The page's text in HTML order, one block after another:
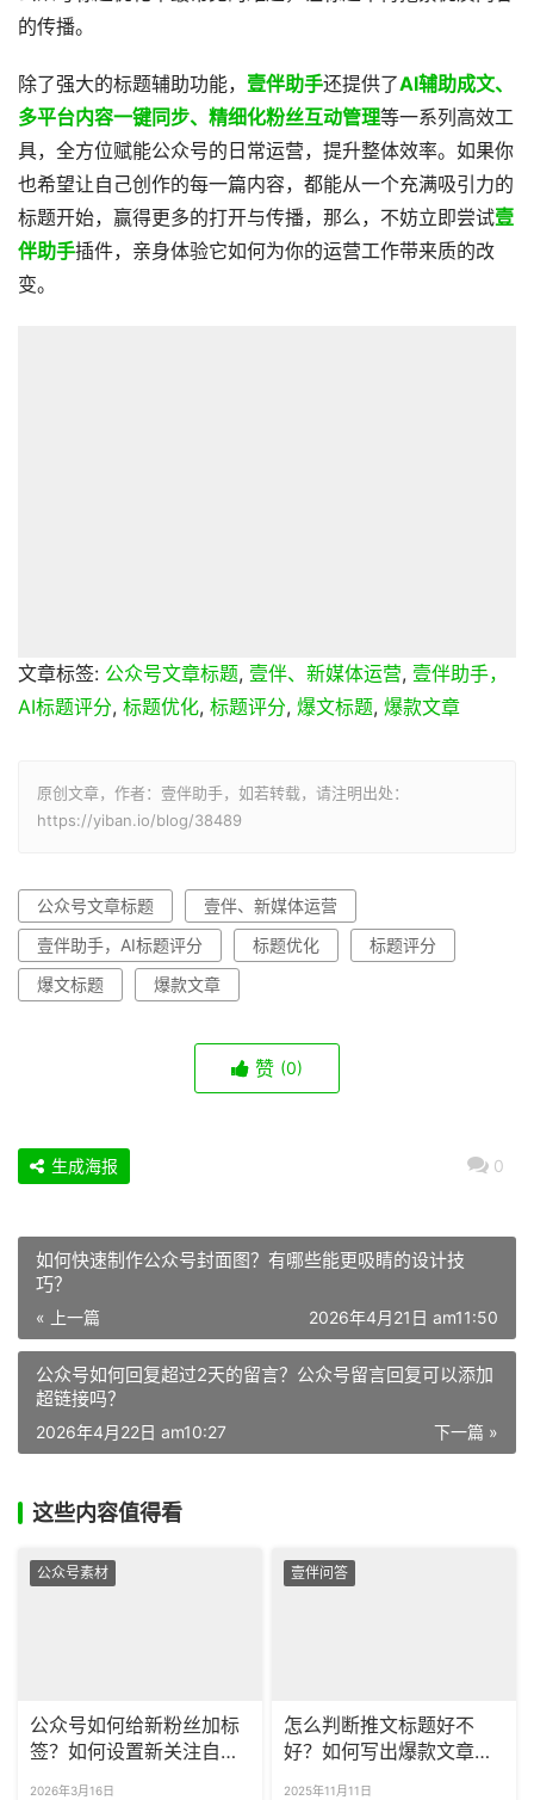
的传播。
除了强大的标题辅助功能， 壹伴助手还提供了AI辅助成文、
多平台内容一键同步、精细化粉丝互动管理等一系列高效工
具，全方位赋能公众号的日常运营，提升整体效率。如果你
也希望让自己创作的每一篇内容，都能从一个充满吸引力的
标题开始，赢得更多的打开与传播，那么，不妨立即尝试壹
伴助手插件，亲身体验它如何为你的运营工作带来质的改
变。
文章标签: 公众号文章标题, 壹伴、新媒体运营, 壹伴助手，
AI标题评分, 标题优化, 标题评分, 爆文标题, 爆款文章
原创文章，作者：壹伴助手，如若转载，请注明出处：
https://yiban.io/blog/38489
公众号文章标题
壹伴、新媒体运营
壹伴助手，AI标题评分
标题优化
标题评分
爆文标题
爆款文章
赞 (0)
0
生成海报
如何快速制作公众号封面图？有哪些能更吸睛的设计技
巧？
« 上一篇 2026年4月21日 am11:50
公众号如何回复超过2天的留言？公众号留言回复可以添加
超链接吗？
下一篇 »
2026年4月22日 am10:27
这些内容值得看
公众号素材
公众号如何给新粉丝加标
签？如何设置新关注自动
2026年3月16日
壹伴问答
怎么判断推文标题好不
好？如何写出爆款文章标
2025年11月11日